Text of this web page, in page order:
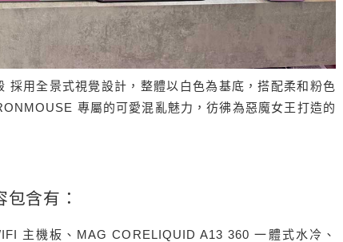
用全景式視覺設計，整體以白色為基底，搭配柔和粉色
專屬的可愛混亂魅力，彷彿為惡魔女王打造的
包含有：
主機板、MAG CORELIQUID A13 360 一體式水冷、